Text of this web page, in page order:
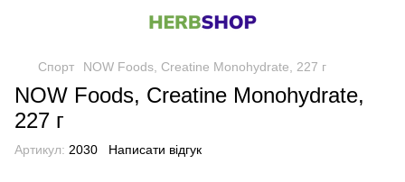
Спорт NOW Foods, Creatine Monohydrate, 227 г
NOW Foods, Creatine Monohydrate,
227 г
Артикул: 2030 Написати відгук